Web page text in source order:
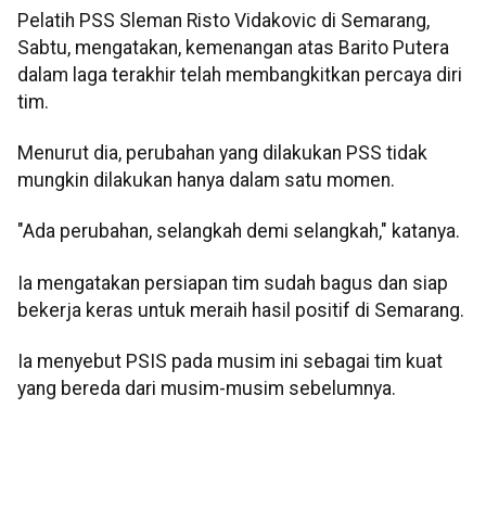
Pelatih PSS Sleman Risto Vidakovic di Semarang,
Sabtu, mengatakan, kemenangan atas Barito Putera
dalam laga terakhir telah membangkitkan percaya diri
tim.
Menurut dia, perubahan yang dilakukan PSS tidak
mungkin dilakukan hanya dalam satu momen.
"Ada perubahan, selangkah demi selangkah," katanya.
Ia mengatakan persiapan tim sudah bagus dan siap
bekerja keras untuk meraih hasil positif di Semarang.
Ia menyebut PSIS pada musim ini sebagai tim kuat
yang bereda dari musim-musim sebelumnya.